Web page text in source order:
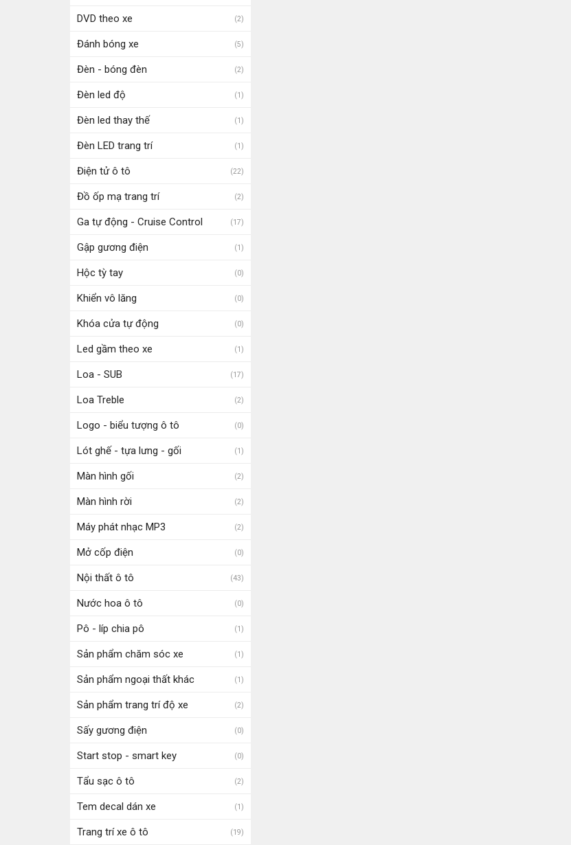
DVD theo xe (2)
Đánh bóng xe (5)
Đèn - bóng đèn (2)
Đèn led độ (1)
Đèn led thay thế (1)
Đèn LED trang trí (1)
Điện tử ô tô (22)
Đồ ốp mạ trang trí (2)
Ga tự động - Cruise Control (17)
Gập gương điện (1)
Hộc tỳ tay (0)
Khiển vô lăng (0)
Khóa cửa tự động (0)
Led gầm theo xe (1)
Loa - SUB (17)
Loa Treble (2)
Logo - biểu tượng ô tô (0)
Lót ghế - tựa lưng - gối (1)
Màn hình gối (2)
Màn hình rời (2)
Máy phát nhạc MP3 (2)
Mở cốp điện (0)
Nội thất ô tô (43)
Nước hoa ô tô (0)
Pô - líp chia pô (1)
Sản phẩm chăm sóc xe (1)
Sản phẩm ngoại thất khác (1)
Sản phẩm trang trí độ xe (2)
Sấy gương điện (0)
Start stop - smart key (0)
Tẩu sạc ô tô (2)
Tem decal dán xe (1)
Trang trí xe ô tô (19)